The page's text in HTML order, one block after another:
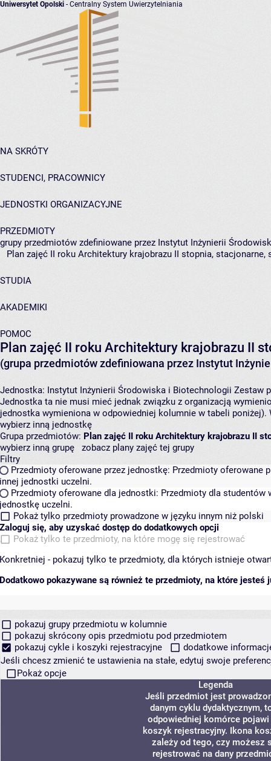
Uniwersytet Opolski - Centralny System Uwierzytelniania
NA SKRÓTY
STUDENCI, PRACOWNICY
JEDNOSTKI ORGANIZACYJNE
PRZEDMIOTY
grupy przedmiotów zdefiniowane przez Instytut Inżynierii
Plan zajęć II roku Architektury krajobrazu II stopnia, stacjonarne,
STUDIA
AKADEMIKI
POMOC
Plan zajęć II roku Architektury krajobrazu II
(grupa przedmiotów zdefiniowana przez Instytut
Jednostka: Instytut Inżynierii Środowiska i Biotechnologii Zestaw
Jednostka ta nie musi mieć jednak związku z organizacją
jednostka wymieniona w odpowiedniej kolumnie w tabeli
wybierz inną jednostkę
Grupa przedmiotów: Plan zajęć II roku Architektury krajobrazu II
wybierz inną grupę
zobacz plany zajęć tej grupy
Filtry
Przedmioty oferowane przez jednostkę: Przedmioty oferowane
innej jednostki uczelni.
Przedmioty oferowane dla jednostki: Przedmioty dla studentów
jednostkę uczelni.
Pokaż tylko przedmioty prowadzone w języku innym niż polski
Zaloguj się, aby uzyskać dostęp do dodatkowych opcji
Pokaż tylko te przedmioty, na które mogę się rejestrować
Konkretniej - pokazuj tylko te przedmioty, dla których istnieje
Dodatkowo pokazywane są również te przedmioty, na które jesteś
pokazuj grupy przedmiotu w kolumnie
pokazuj skrócony opis przedmiotu pod przedmiotem
pokazuj cykle i koszyki rejestracyjne
dodatkowe
Jeśli chcesz zmienić te ustawienia na stałe, edytuj swoje
Pokaż opcje
Legenda
Jeśli przedmiot jest
danym cyklu dydaktycznym,
odpowiedniej komórce
koszyk rejestracyjny. Ikona
zależy od tego, czy możesz
rejestrować na dany